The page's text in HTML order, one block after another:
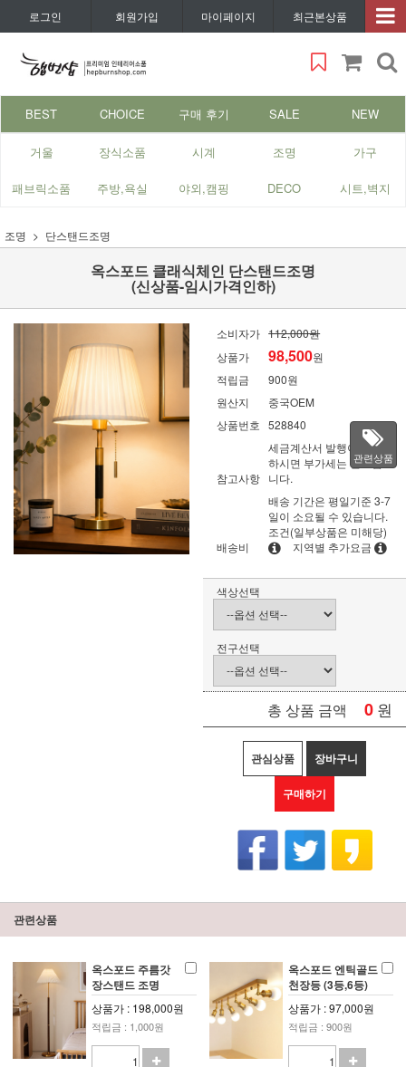
로그인 회원가입 마이페이지 최근본상품
BEST CHOICE 구매 후기 SALE NEW
거울 장식소품 시계 조명 가구
패브릭소품 주방,욕실 야외,캠핑 DECO 시트,벽지
조명 단스탠드조명
옥스포드 클래식체인 단스탠드조명
(신상품-임시가격인하)
소비자가 112,000원
상품가
98,500원
적립금
900원
원산지
중국OEM
상품번호 528840
참고사항
세금계산서 발행이 필요
하시면 부가세는 별도입
니다.
배송비
배송 기간은 평일기준 3-7
일이 소요될 수 있습니다.
조건(일부상품은 미해당)
지역별 추가요금
관련상품
색상선택
전구선택
총 상품 금액 0 원
관심상품 장바구니
구매하기
관련상품
옥스포드 주름갓
장스탠드 조명
상품가 : 198,000원
적립금 : 1,000원
옥스포드 엔틱골드
천장등 (3등,6등)
상품가 : 97,000원
적립금 : 900원